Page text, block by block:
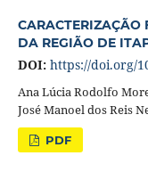
CARACTERIZAÇÃO
DA REGIÃO DE
DOI: https://doi.org/
Ana Lúcia Rodolfo
José Manoel dos Reis
PDF